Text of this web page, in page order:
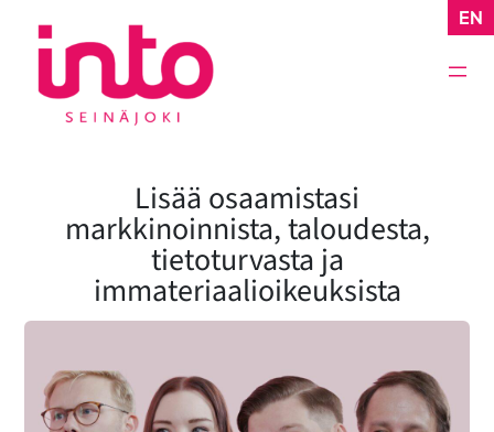
sisältöön
EN
Lisää osaamistasi
markkinoinnista, taloudesta,
tietoturvasta ja
immateriaalioikeuksista